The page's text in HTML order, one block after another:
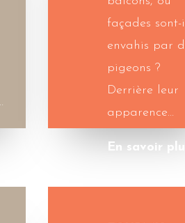
façades sont-
envahis par
pigeons ?
Derrière leur
apparence…
En savoir plus